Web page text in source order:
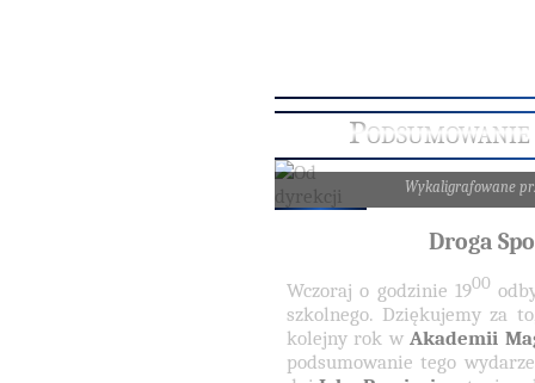
Wykaligrafowane
Droga
Wczoraj o godzinie 1900
szkolnego. Dziękujemy za
kolejny rok wAkademii
podsumowanie tego